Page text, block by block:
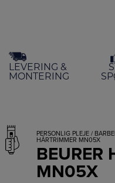
indholdet
LEVERING &
MONTERING
PERSONLIG PLEJE /
HÅRTRIMMER MN05X
MN05X